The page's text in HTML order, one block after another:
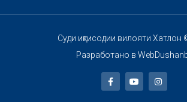
Суди иқтисодии вилояти Хатлон
Разработано в
F
a
c
Y
o
u
I
n
s